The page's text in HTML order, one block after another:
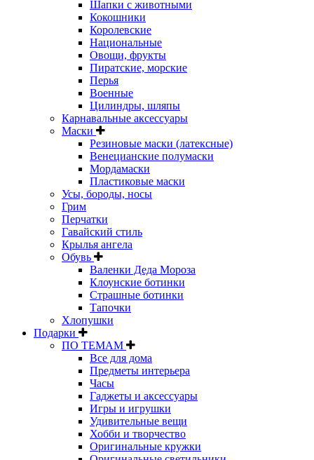
Шапки с животными
Кокошники
Королевские
Национальные
Овощи, фрукты
Пиратские, морские
Перья
Военные
Цилиндры, шляпы
Карнавальные аксессуары
Маски
Резиновые маски (латексные)
Венецианские полумаски
Мордамаски
Пластиковые маски
Усы, бороды, носы
Грим
Перчатки
Гавайский стиль
Крылья ангела
Обувь
Валенки Деда Мороза
Клоунские ботинки
Страшные ботинки
Тапочки
Хлопушки
Подарки
ПО ТЕМАМ
Все для дома
Предметы интерьера
Часы
Гаджеты и аксессуары
Игры и игрушки
Удивительные вещи
Хобби и творчество
Оригинальные кружки